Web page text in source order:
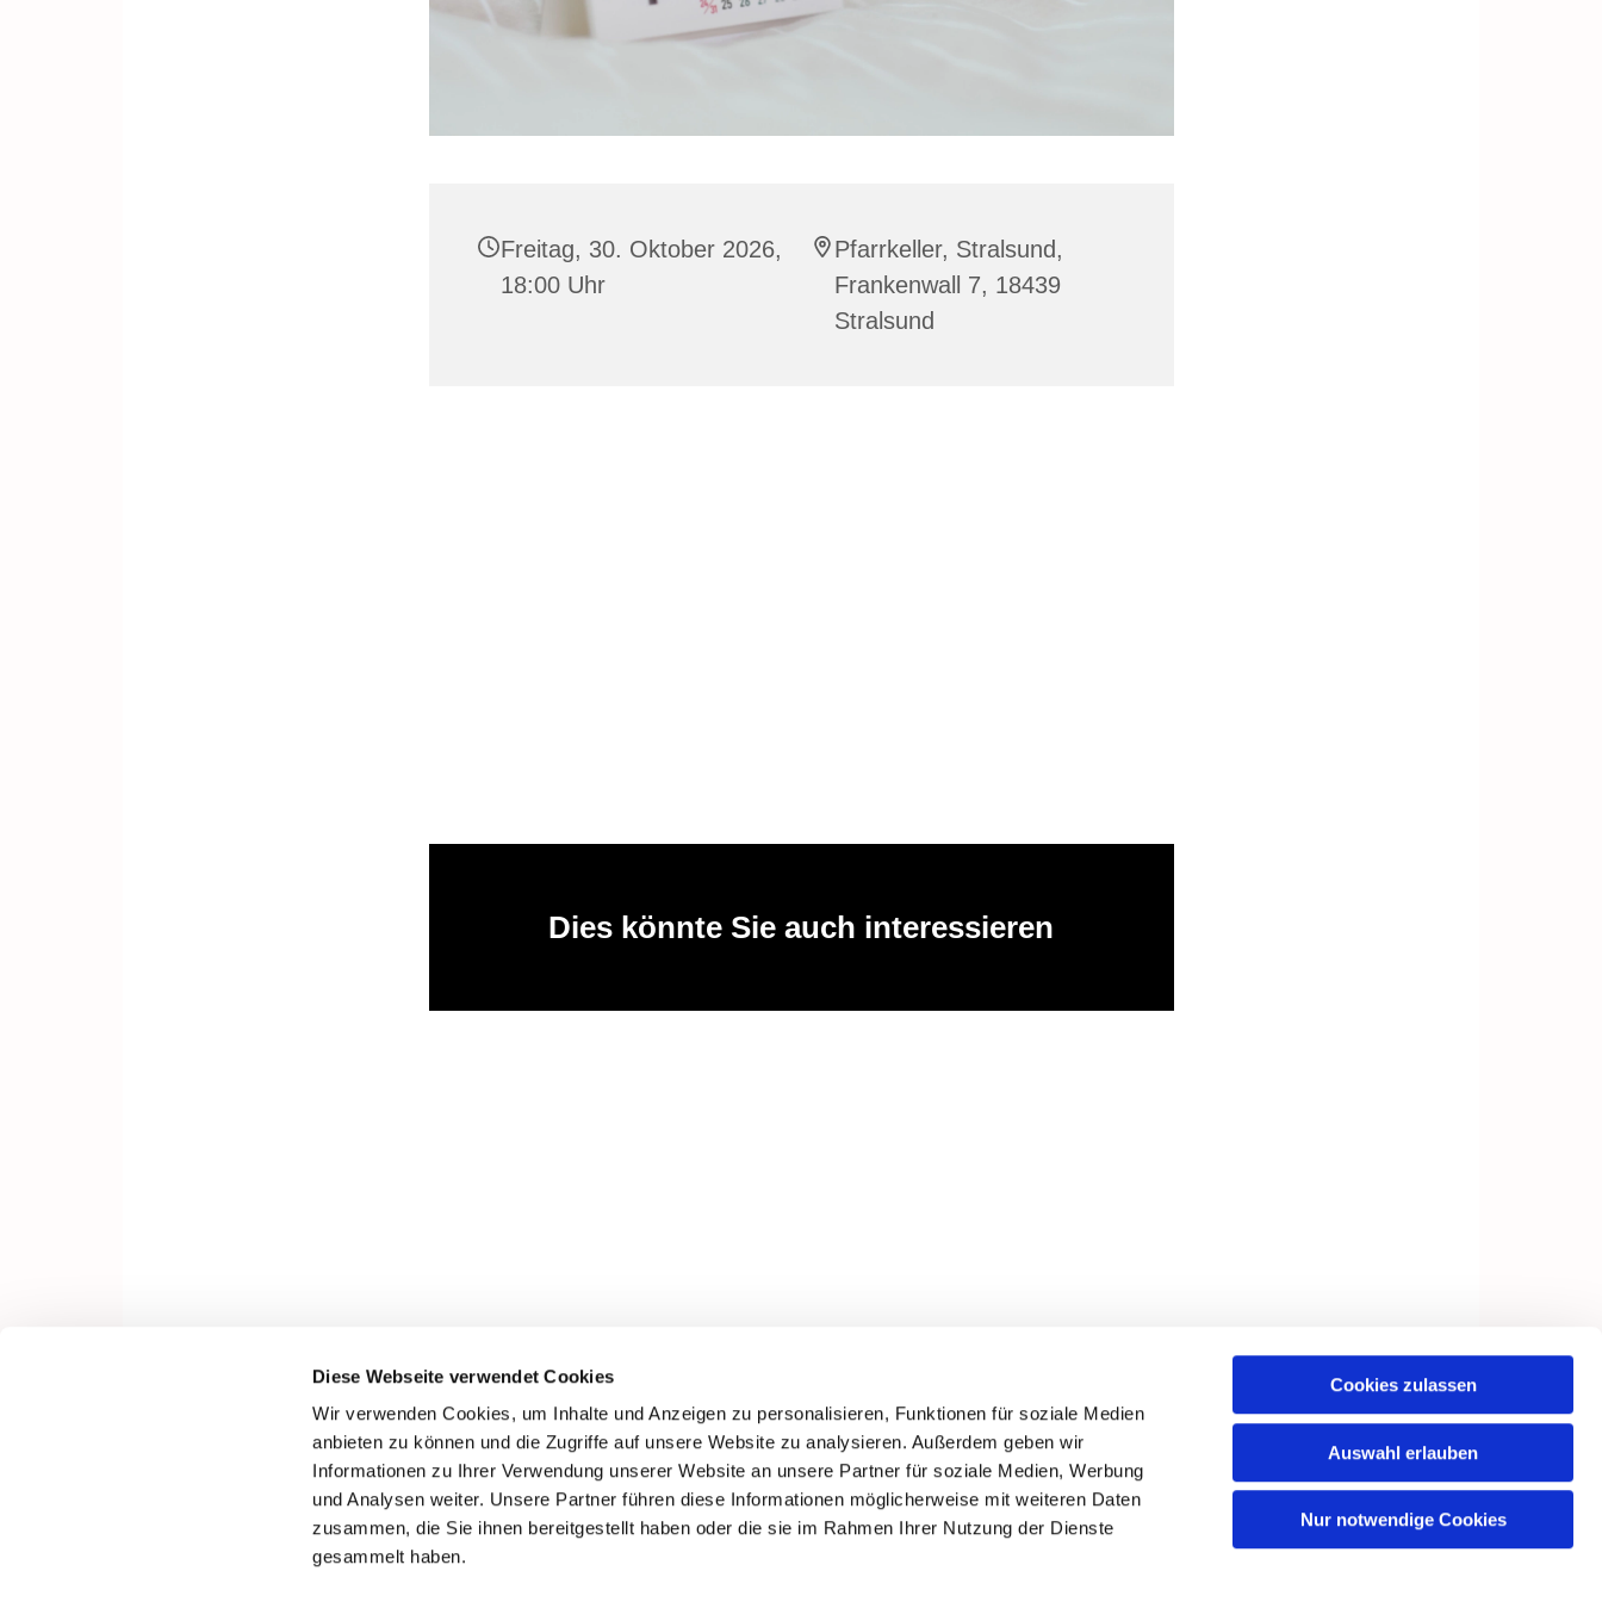
Diese Webseite verwendet Cookies
Wir verwenden Cookies, um Inhalte und Anzeigen zu personalisieren, Funktionen für soziale Medien
anbieten zu können und die Zugriffe auf unsere Website zu analysieren. Außerdem geben wir
Informationen zu Ihrer Verwendung unserer Website an unsere Partner für soziale Medien, Werbung
und Analysen weiter. Unsere Partner führen diese Informationen möglicherweise mit weiteren Daten
zusammen, die Sie ihnen bereitgestellt haben oder die sie im Rahmen Ihrer Nutzung der Dienste
gesammelt haben.
Cookies zulassen
Auswahl erlauben
Nur notwendige Cookies
Freitag, 30. Oktober 2026,
18:00 Uhr
Pfarrkeller, Stralsund,
Frankenwall 7, 18439
Stralsund
Dies könnte Sie auch interessieren